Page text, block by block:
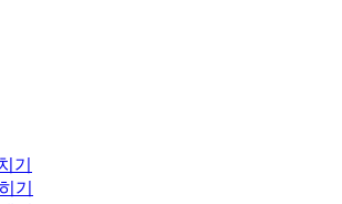
기
기